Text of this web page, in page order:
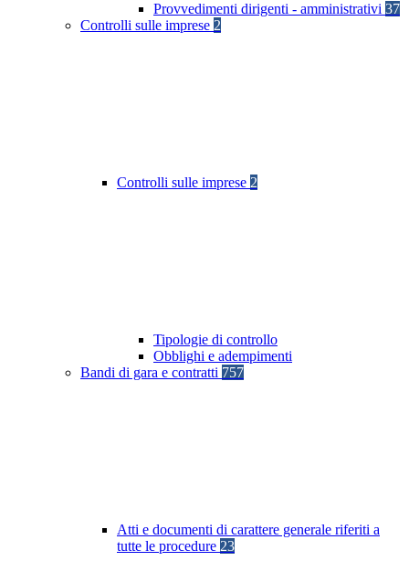
Provvedimenti dirigenti - amministrativi 37
Controlli sulle imprese 2
Controlli sulle imprese 2
Tipologie di controllo
Obblighi e adempimenti
Bandi di gara e contratti 757
Atti e documenti di carattere generale riferiti a
tutte le procedure 23